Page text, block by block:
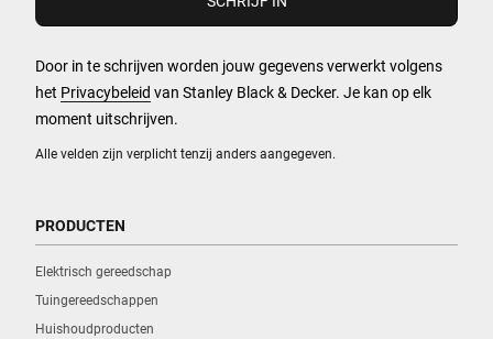
Alle velden zijn verplicht tenzij anders aangegeven.
Door in te schrijven worden jouw gegevens verwerkt volgens
het Privacybeleid van Stanley Black & Decker. Je kan op elk
moment uitschrijven.
PRODUCTEN
Elektrisch gereedschap
Tuingereedschappen
Huishoudproducten